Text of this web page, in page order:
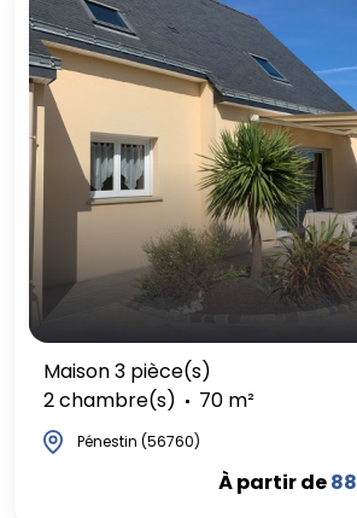
Maison 3 pièce(s)
2 chambre(s)
70 m²
Pénestin (56760)
À partir de